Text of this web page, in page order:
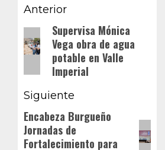
Navegación
de
entradas
Anterior
Entrada
anterior:
Supervisa Mónica
Vega obra de agua
potable en Valle
Imperial
Siguiente
Siguiente
entrada:
Encabeza Burgueño
Jornadas de
Fortalecimiento para